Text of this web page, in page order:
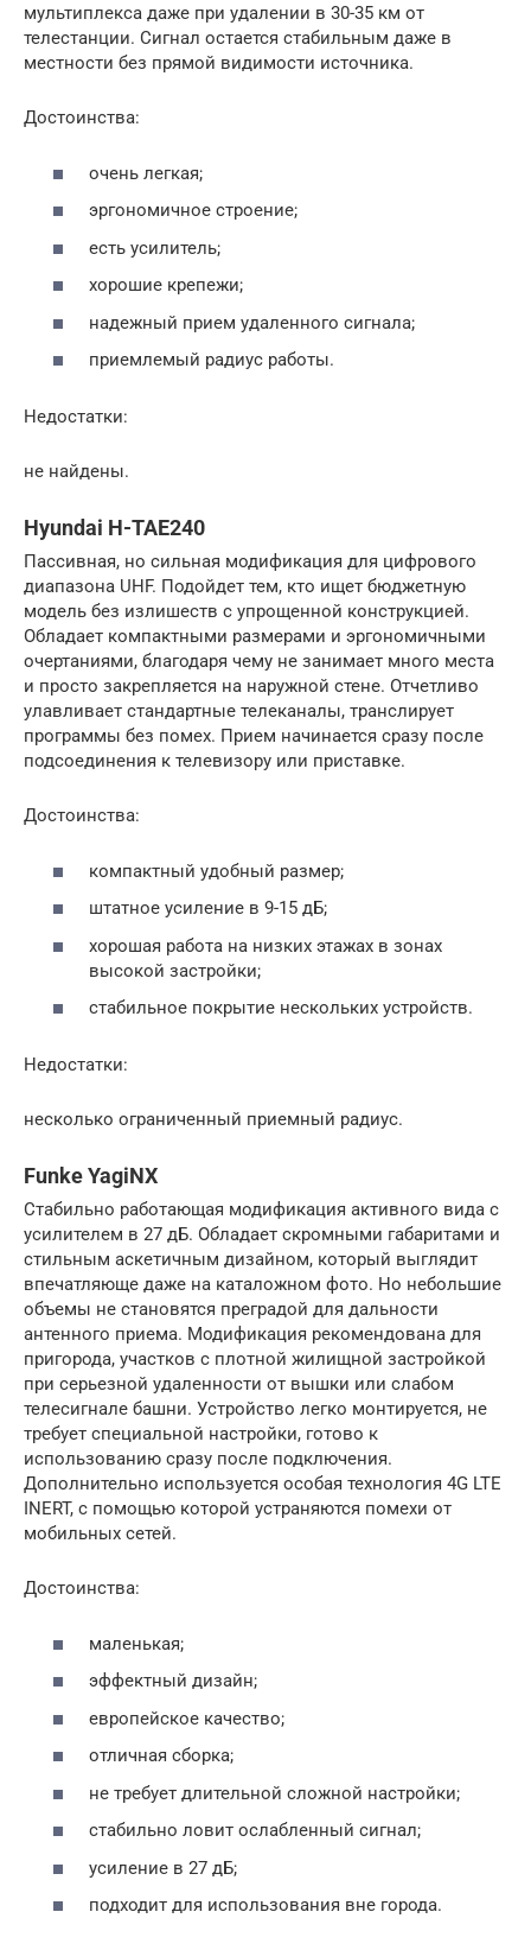
мультиплекса даже при удалении в 30-35 км от
телестанции. Сигнал остается стабильным даже в
местности без прямой видимости источника.
Достоинства:
очень легкая;
эргономичное строение;
есть усилитель;
хорошие крепежи;
надежный прием удаленного сигнала;
приемлемый радиус работы.
Недостатки:
не найдены.
Hyundai H-TAE240
Пассивная, но сильная модификация для цифрового
диапазона UHF. Подойдет тем, кто ищет бюджетную
модель без излишеств с упрощенной конструкцией.
Обладает компактными размерами и эргономичными
очертаниями, благодаря чему не занимает много места
и просто закрепляется на наружной стене. Отчетливо
улавливает стандартные телеканалы, транслирует
программы без помех. Прием начинается сразу после
подсоединения к телевизору или приставке.
Достоинства:
компактный удобный размер;
штатное усиление в 9-15 дБ;
хорошая работа на низких этажах в зонах
высокой застройки;
стабильное покрытие нескольких устройств.
Недостатки:
несколько ограниченный приемный радиус.
Funke YagiNX
Стабильно работающая модификация активного вида с
усилителем в 27 дБ. Обладает скромными габаритами и
стильным аскетичным дизайном, который выглядит
впечатляюще даже на каталожном фото. Но небольшие
объемы не становятся преградой для дальности
антенного приема. Модификация рекомендована для
пригорода, участков с плотной жилищной застройкой
при серьезной удаленности от вышки или слабом
телесигнале башни. Устройство легко монтируется, не
требует специальной настройки, готово к
использованию сразу после подключения.
Дополнительно используется особая технология 4G LTE
INERT, с помощью которой устраняются помехи от
мобильных сетей.
Достоинства:
маленькая;
эффектный дизайн;
европейское качество;
отличная сборка;
не требует длительной сложной настройки;
стабильно ловит ослабленный сигнал;
усиление в 27 дБ;
подходит для использования вне города.